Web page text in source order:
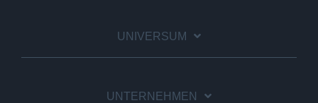
UNIVERSUM
UNTERNEHMEN